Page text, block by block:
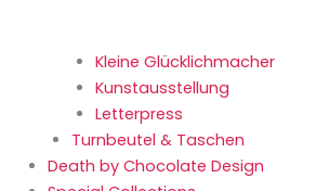
Kleine Glücklichmacher
Kunstausstellung
Letterpress
Turnbeutel & Taschen
Death by Chocolate Design